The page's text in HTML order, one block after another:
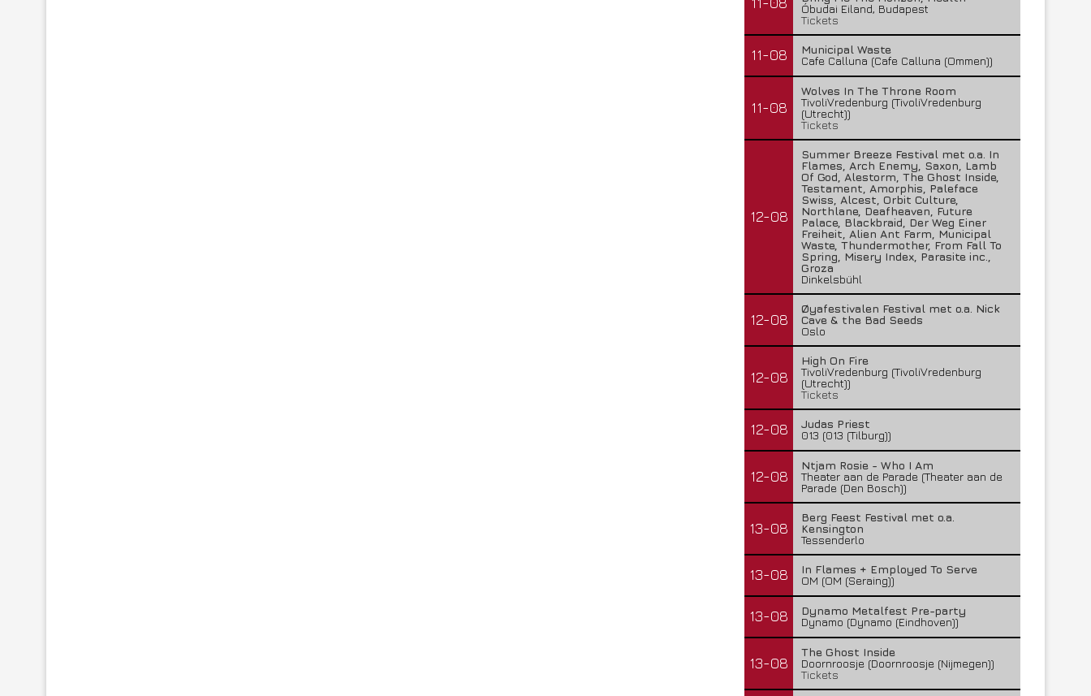
Óbudai Eiland, Budapest
Tickets
11-08
Municipal Waste
Cafe Calluna (Cafe Calluna (Ommen))
11-08
Wolves In The Throne Room
TivoliVredenburg (TivoliVredenburg
(Utrecht))
Tickets
12-08
Summer Breeze Festival met o.a. In
Flames, Arch Enemy, Saxon, Lamb
Of God, Alestorm, The Ghost Inside,
Testament, Amorphis, Paleface
Swiss, Alcest, Orbit Culture,
Northlane, Deafheaven, Future
Palace, Blackbraid, Der Weg Einer
Freiheit, Alien Ant Farm, Municipal
Waste, Thundermother, From Fall To
Spring, Misery Index, Parasite inc.,
Groza
Dinkelsbühl
12-08
Øyafestivalen Festival met o.a. Nick
Cave & the Bad Seeds
Oslo
12-08
High On Fire
TivoliVredenburg (TivoliVredenburg
(Utrecht))
Tickets
12-08
Judas Priest
013 (013 (Tilburg))
12-08
Ntjam Rosie - Who I Am
Theater aan de Parade (Theater aan de
Parade (Den Bosch))
13-08
Berg Feest Festival met o.a.
Kensington
Tessenderlo
13-08
In Flames + Employed To Serve
OM (OM (Seraing))
13-08
Dynamo Metalfest Pre-party
Dynamo (Dynamo (Eindhoven))
13-08
The Ghost Inside
Doornroosje (Doornroosje (Nijmegen))
Tickets